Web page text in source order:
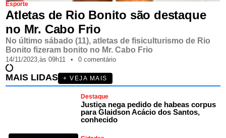
Esporte
Atletas de Rio Bonito são destaque
no Mr. Cabo Frio
No último sábado (11), atletas de fisiculturismo de Rio
Bonito fizeram bonito no Mr. Cabo Frio
14/11/2023,às 09h11 • 0 comentário
MAIS LIDAS + VEJA MAIS
Destaque
Justiça nega pedido de habeas corpus
para Glaidson Acácio dos Santos,
conhecido